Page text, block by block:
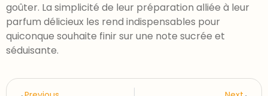
goûter. La simplicité de leur préparation alliée à leur
parfum délicieux les rend indispensables pour
quiconque souhaite finir sur une note sucrée et
séduisante.